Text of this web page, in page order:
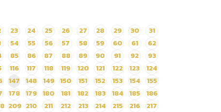
23 24 25 26 27 28 29 30
31
54 55 56 57 58 59 60 61
62
85 86 87 88 89 90 91 92
93
116 117 118 119 120 121 122 123
124
147 148 149 150 151 152 153 154
155
178 179 180 181 182 183 184 185
186
209 210 211 212 213 214 215 216 217